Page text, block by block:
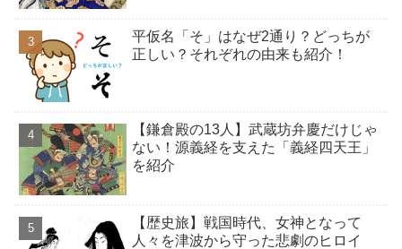
平仮名「そ」はなぜ2通り？どっちが
正しい？それぞれの由来も紹介！
【鎌倉殿の13人】武蔵坊弁慶だけじゃ
ない！源義経を支えた「義経四天王」
を紹介
【歴史旅】戦国時代、女神となって
人々を津波から守った悲劇のヒロイ